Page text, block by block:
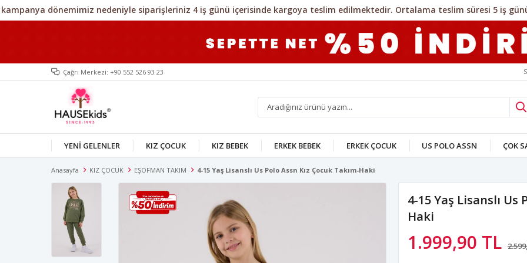
Çağrı Merkezi: +90 552 526 93 23
YENİ GELENLER KIZ ÇOCUK KIZ BEBEK ERKEK BEBEK ERKEK ÇOCUK US POLO ASSN ÇOK
Anasayfa KIZ ÇOCUK EŞOFMAN TAKIM 4-15 Yaş Lisanslı Us Polo Assn Kız Çocuk Takım-Haki
4-15 Yaş Lisanslı Us
Haki
1.999,90 TL